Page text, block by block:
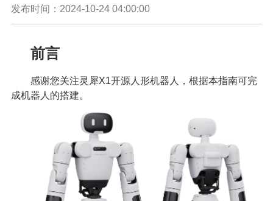
发布时间：2024-10-24 04:00:00
前言
感谢您关注灵犀X1开源人形机器人，根据本指南可完
成机器人的搭建。